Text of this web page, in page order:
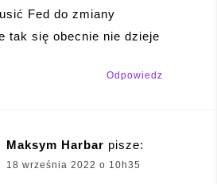
Fed do zmiany
tak się obecnie nie dzieje
Odpowiedz
Maksym Harbar pisze:
18 września 2022 o 10h35